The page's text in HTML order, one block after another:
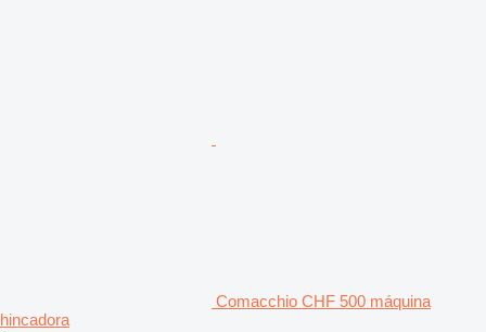
Comacchio CHF 500 máquina
hincadora